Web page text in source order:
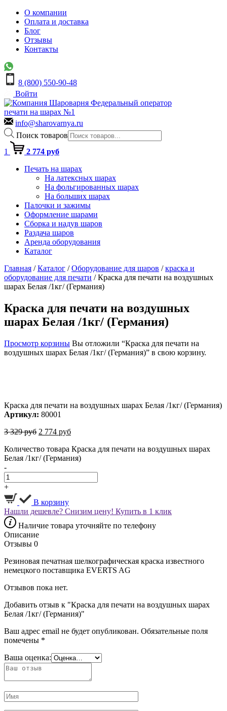
О компании
Оплата и доставка
Блог
Отзывы
Контакты
8 (800) 550-90-48
Войти
Федеральный оператор
печати на шарах №1
info@sharovarnya.ru
Поиск товаров
1
2 774 руб
Печать на шарах
На латексных шарах
На фольгированных шарах
На больших шарах
Палочки и зажимы
Оформление шарами
Сборка и надув шаров
Раздача шаров
Аренда оборудования
Каталог
Главная / Каталог / Оборудование для шаров / краска и
оборудование для печати /Краска для печати на воздушных
шарах Белая /1кг/ (Германия)
Краска для печати на воздушных
шарах Белая /1кг/ (Германия)
Просмотр корзины Вы отложили “Краска для печати на
воздушных шарах Белая /1кг/ (Германия)” в свою корзину.
Краска для печати на воздушных шарах Белая /1кг/ (Германия)
Артикул: 80001
3 329руб 2 774 руб
Количество товара Краска для печати на воздушных шарах
Белая /1кг/ (Германия)
-
+
В корзину
Нашли дешевле? Снизим цену! Купить в 1 клик
Наличие товара уточняйте по телефону
Описание
Отзывы 0
Резиновая печатная шелкографическая краска известного
немецкого поставщика EVERTS AG
Отзывов пока нет.
Добавить отзыв к "Краска для печати на воздушных шарах
Белая /1кг/ (Германия)"
Ваш адрес email не будет опубликован. Обязательные поля
помечены *
Ваша оценка: